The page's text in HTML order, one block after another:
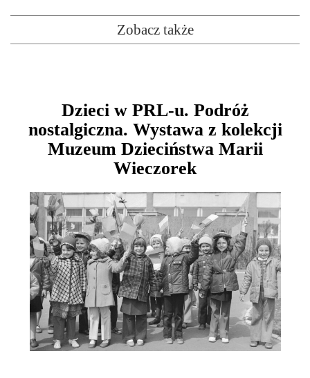
Zobacz także
Dzieci w PRL-u. Podróż
nostalgiczna. Wystawa z kolekcji
Muzeum Dzieciństwa Marii
Wieczorek